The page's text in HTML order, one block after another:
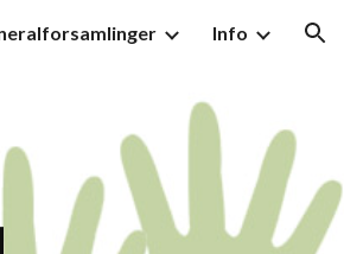
Info